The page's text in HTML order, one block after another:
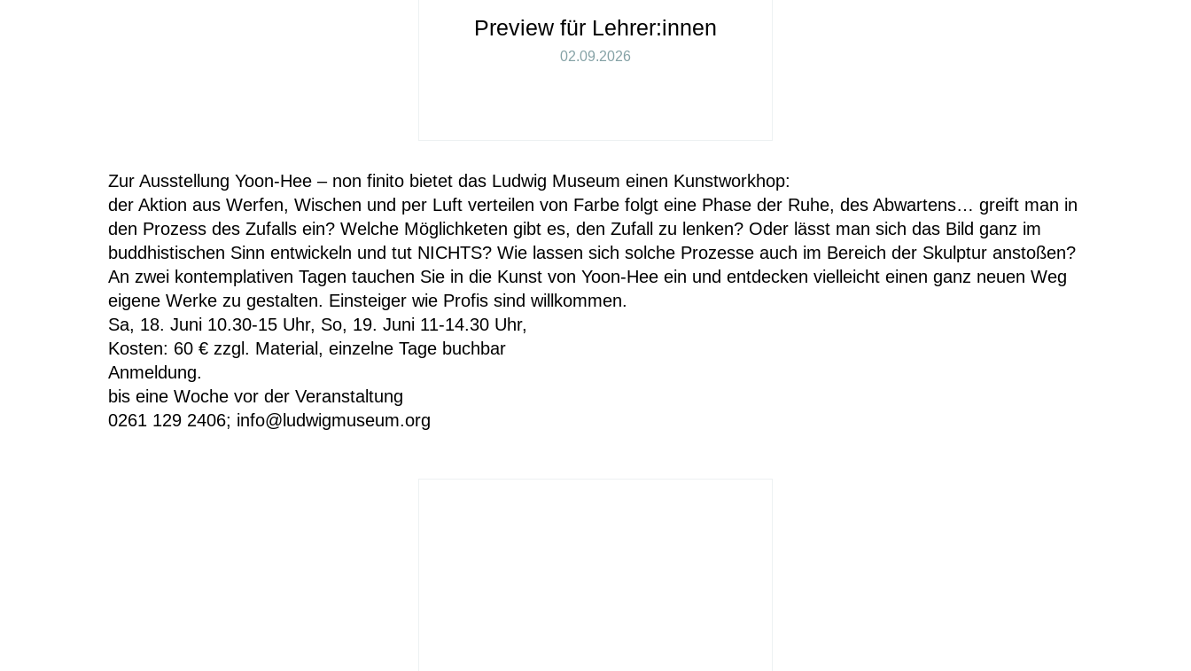
Preview für Lehrer:innen
02.09.2026
Zur Ausstellung Yoon-Hee – non finito bietet das Ludwig Museum einen Kunstworkhop:
der Aktion aus Werfen, Wischen und per Luft verteilen von Farbe folgt eine Phase der Ruhe, des Abwartens… greift man in
den Prozess des Zufalls ein? Welche Möglichketen gibt es, den Zufall zu lenken? Oder lässt man sich das Bild ganz im
buddhistischen Sinn entwickeln und tut NICHTS? Wie lassen sich solche Prozesse auch im Bereich der Skulptur anstoßen?
An zwei kontemplativen Tagen tauchen Sie in die Kunst von Yoon-Hee ein und entdecken vielleicht einen ganz neuen Weg
eigene Werke zu gestalten. Einsteiger wie Profis sind willkommen.
Sa, 18. Juni 10.30-15 Uhr, So, 19. Juni 11-14.30 Uhr,
Kosten: 60 € zzgl. Material, einzelne Tage buchbar
Anmeldung.
bis eine Woche vor der Veranstaltung
0261 129 2406; info@ludwigmuseum.org